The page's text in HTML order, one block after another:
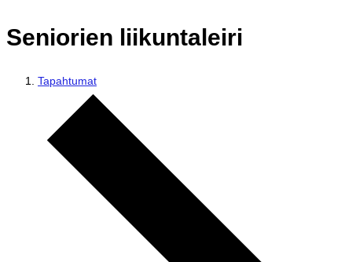
Seniorien liikuntaleiri
Tapahtumat